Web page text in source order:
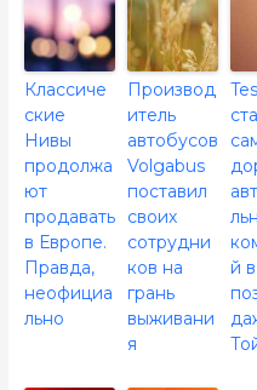
Классиче
ские
Нивы
продолжа
ют
продавать
в Европе.
Правда,
неофициа
льно
Производ
итель
автобусов
Volgabus
поставил
своих
сотрудни
ков на
грань
выживани
я
й